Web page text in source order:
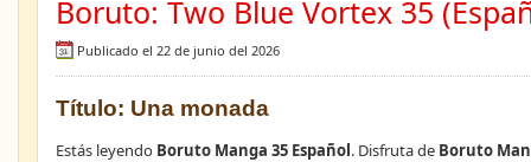
Boruto: Two Blue Vortex 35
Publicado el 22 de junio del 2026
Título: Una monada
Estás leyendo Boruto Manga 35 Español. Disfruta de Boruto